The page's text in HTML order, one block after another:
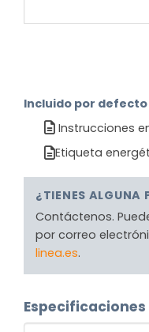
Incluido por defecto
Instrucciones
Etiqueta
¿TIENES ALGUNA
Contáctenos.
por correo
linea.es.